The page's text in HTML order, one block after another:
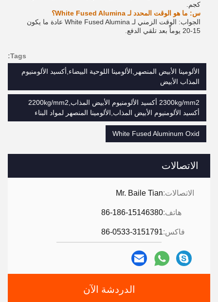
الاتصالات
الاتصالات:Mr. Baile Tian
هاتف:86-186-15146380
فاكس:86-0533-3151791
الدردشة الآن
كجم.
س: ما هو الوقت المحدد لـ White Fused Alumina؟
الجواب: الوقت الزمني لـ White Fused Alumina عادة ما يكون
15-20 يوماً بعد تلقي الدفع.
Tags:
الألومينا الأبيض المنصهر,الألومينا اللوحية البيضاء,أكسيد الألومنيوم
المذاب الأبيض
2300kg/mm2 أكسيد الألومنيوم الأبيض المذاب,2200kg/mm2
أكسيد الألومنيوم الأبيض المذاب,الألومينا المنصهر لمواد البناء
White Fused Aluminum Oxid